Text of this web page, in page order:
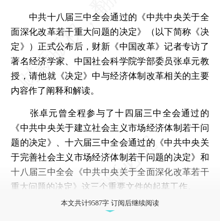
中共十八届三中全会通过的《中共中央关于全
面深化改革若干重大问题的决定》（以下简称《决
定》）正式公布后，财新《中国改革》记者专访了
著名经济学家、中国社会科学院学部委员张卓元教
授，请他就《决定》中与经济体制改革相关的主要
内容作了阐释和解读。
张卓元曾全程参与了十四届三中全会通过的
《中共中央关于建立社会主义市场经济体制若干问
题的决定》、十六届三中全会通过的《中共中央关
于完善社会主义市场经济体制若干问题的决定》和
十八届三中全会《中共中央关于全面深化改革若干
重大问题的决定》这三个重要文件的起草工作。
本文共计9587字 订阅后继续阅读